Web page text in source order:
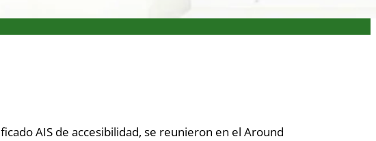
AIS de accesibilidad, se reunieron en el Around